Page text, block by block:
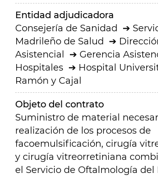
Entidad adjudicadora
Consejería de Sanidad
Madrileño de Salud
Asistencial
Gerencia
Hospitales
Hospital
Ramón y Cajal
Objeto del contrato
Suministro de material
realización de los procesos de
facoemulsificación, cirugía
y cirugía vitreorretiniana
el Servicio de Oftalmología del